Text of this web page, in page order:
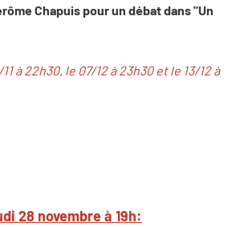
Chapuis pour un débat dans "Un
à 22h30, le 07/12 à 23h30 et le 13/12 à
28 novembre à 19h: